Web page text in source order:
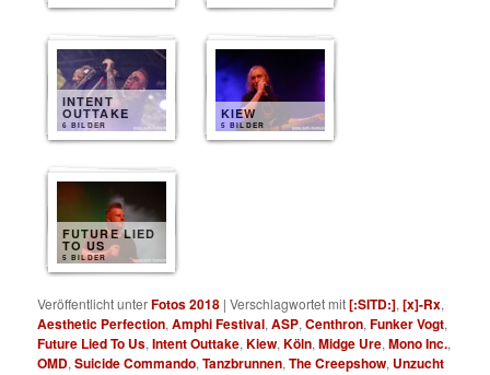
INTENT
OUTTAKE
6 BILDER
KIEW
5 BILDER
FUTURE LIED
TO US
5 BILDER
Veröffentlicht unterFotos 2018 |Verschlagwortet mit[:SITD:],[x]-Rx,
Aesthetic Perfection,Amphi Festival,ASP,Centhron,Funker Vogt,
Future Lied To Us,Intent Outtake,Kiew,Köln,Midge Ure,Mono Inc.,
OMD,Suicide Commando,Tanzbrunnen,The Creepshow, Unzucht